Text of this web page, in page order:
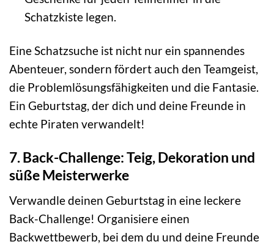
Schatzkiste legen.
Eine Schatzsuche ist nicht nur ein spannendes
Abenteuer, sondern fördert auch den Teamgeist,
die Problemlösungsfähigkeiten und die Fantasie.
Ein Geburtstag, der dich und deine Freunde in
echte Piraten verwandelt!
7. Back-Challenge: Teig, Dekoration und
süße Meisterwerke
Verwandle deinen Geburtstag in eine leckere
Back-Challenge! Organisiere einen
Backwettbewerb, bei dem du und deine Freunde